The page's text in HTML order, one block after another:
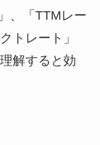
、「TTMレー
トレート」
解すると効